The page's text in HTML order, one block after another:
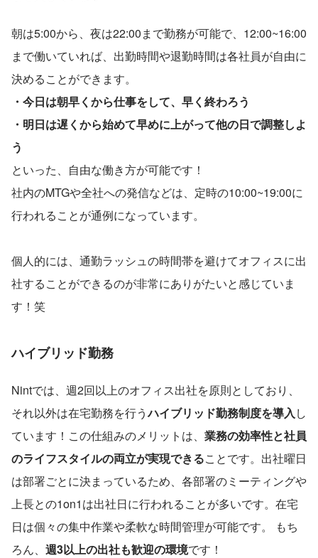
朝は5:00から、夜は22:00まで勤務が可能で、12:00~16:00
まで働いていれば、出勤時間や退勤時間は各社員が自由に
決めることができます。
・今日は朝早くから仕事をして、早く終わろう
・明日は遅くから始めて早めに上がって他の日で調整しよ
う
といった、自由な働き方が可能です！
社内のMTGや全社への発信などは、定時の10:00~19:00に
行われることが通例になっています。
個人的には、通勤ラッシュの時間帯を避けてオフィスに出
社することができるのが非常にありがたいと感じていま
す！笑
ハイブリッド勤務
Nintでは、週2回以上のオフィス出社を原則としており、
それ以外は在宅勤務を行うハイブリッド勤務制度を導入し
ています！この仕組みのメリットは、 業務の効率性と社員
のライフスタイルの両立が実現できることです。出社曜日
は部署ごとに決まっているため、各部署のミーティングや
上長との1on1は出社日に行われることが多いです。在宅
日は個々の集中作業や柔軟な時間管理が可能です。 もち
ろん、 週3以上の出社も歓迎の環境です！